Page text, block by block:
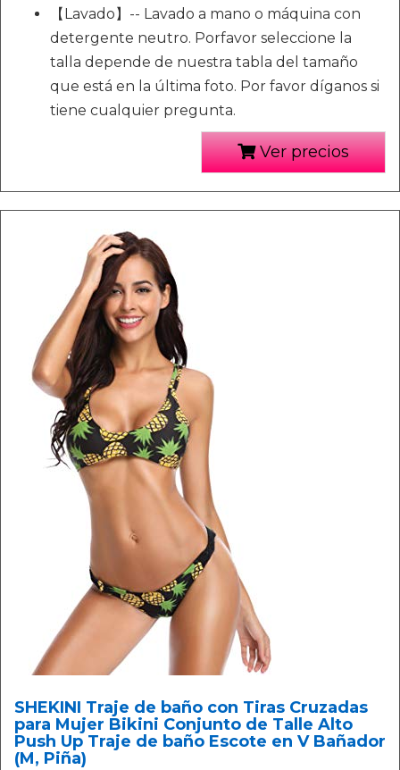
【Lavado】-- Lavado a mano o máquina con
detergente neutro. Porfavor seleccione la
talla depende de nuestra tabla del tamaño
que está en la última foto. Por favor díganos si
tiene cualquier pregunta.
Ver precios
SHEKINI Traje de baño con Tiras Cruzadas
para Mujer Bikini Conjunto de Talle Alto
Push Up Traje de baño Escote en V Bañador
(M, Piña)